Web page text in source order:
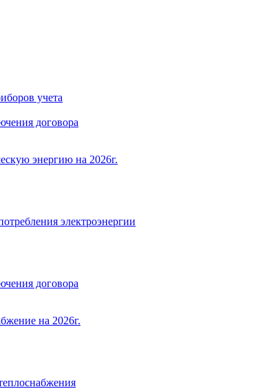
учета
договора
энергию на 2026г.
электроэнергии
договора
на 2026г.